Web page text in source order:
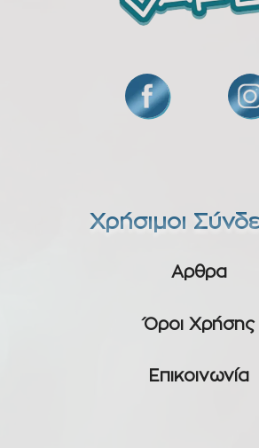
Χρήσιμοι
Αρθρα
Όροι Χρήσης
Επικοινωνία